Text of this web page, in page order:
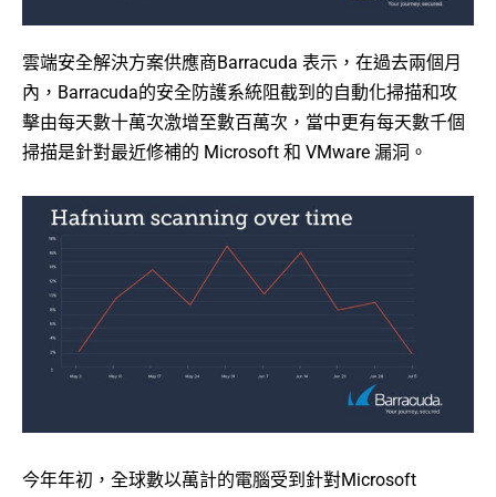
雲端安全解決方案供應商Barracuda 表示，在過去兩個月
內，Barracuda的安全防護系統阻截到的自動化掃描和攻
擊由每天數十萬次激增至數百萬次，當中更有每天數千個
掃描是針對最近修補的 Microsoft 和 VMware 漏洞。
今年年初，全球數以萬計的電腦受到針對Microsoft